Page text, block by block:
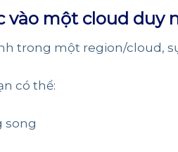
vào một cloud duy
trong một region/cloud,
có thể:
song